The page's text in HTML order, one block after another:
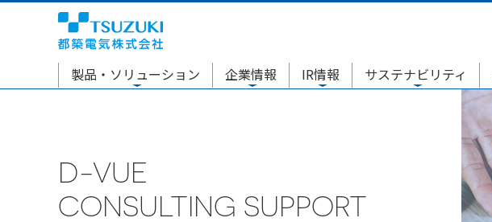
製品・ソリューション 企業情報 IR情報 サステナビリティ
D-VUE
CONSULTING SUPPORT